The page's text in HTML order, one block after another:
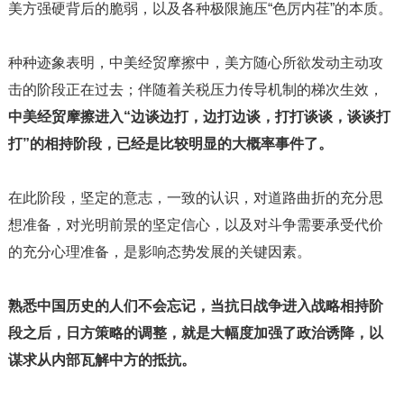
美方强硬背后的脆弱，以及各种极限施压“色厉内荏”的本质。
种种迹象表明，中美经贸摩擦中，美方随心所欲发动主动攻
击的阶段正在过去；伴随着关税压力传导机制的梯次生效，
中美经贸摩擦进入“边谈边打，边打边谈，打打谈谈，谈谈打
打”的相持阶段，已经是比较明显的大概率事件了。
在此阶段，坚定的意志，一致的认识，对道路曲折的充分思
想准备，对光明前景的坚定信心，以及对斗争需要承受代价
的充分心理准备，是影响态势发展的关键因素。
熟悉中国历史的人们不会忘记，当抗日战争进入战略相持阶
段之后，日方策略的调整，就是大幅度加强了政治诱降，以
谋求从内部瓦解中方的抵抗。